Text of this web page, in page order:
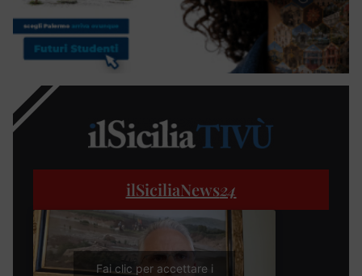
ilSiciliaNews24
Fai clic per accettare i